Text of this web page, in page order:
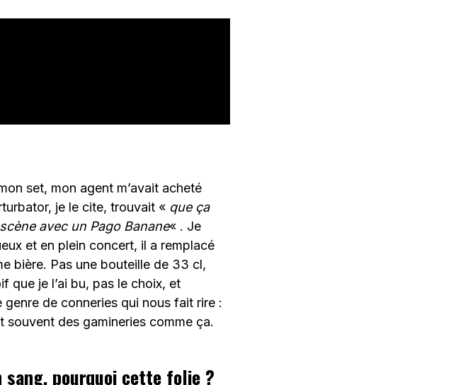
set, mon agent m’avait acheté
je le cite, trouvait « que ça
avec un Pago Banane« . Je
et en plein concert, il a remplacé
bière. Pas une bouteille de 33 cl,
que je l’ai bu, pas le choix, et
de conneries qui nous fait rire :
des gamineries comme ça.
sang, pourquoi cette folie ?